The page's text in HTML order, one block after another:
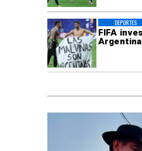
FIFA
DEPORTES